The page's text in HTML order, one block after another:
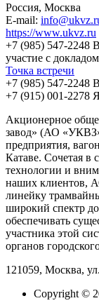
Россия, Москва
E-mail:
https://www.ukvz.ru
+7 (985) 547-
участие с докладом
Точка встречи
+7 (985) 547-
+7 (915) 001-2278
Акционерное
завод» (АО
предприятия,
Катаве. Сочетая в
технологии и
наших клиентов,
линейку
широкий спектр
обеспечивать
участника этой
органов
121059, Москва,
Copyright ©